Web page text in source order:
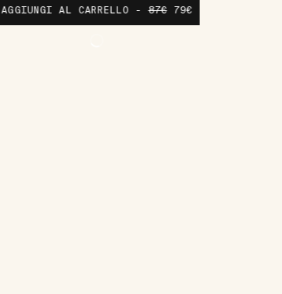
AGGIUNGI AL CARRELLO -87€79€